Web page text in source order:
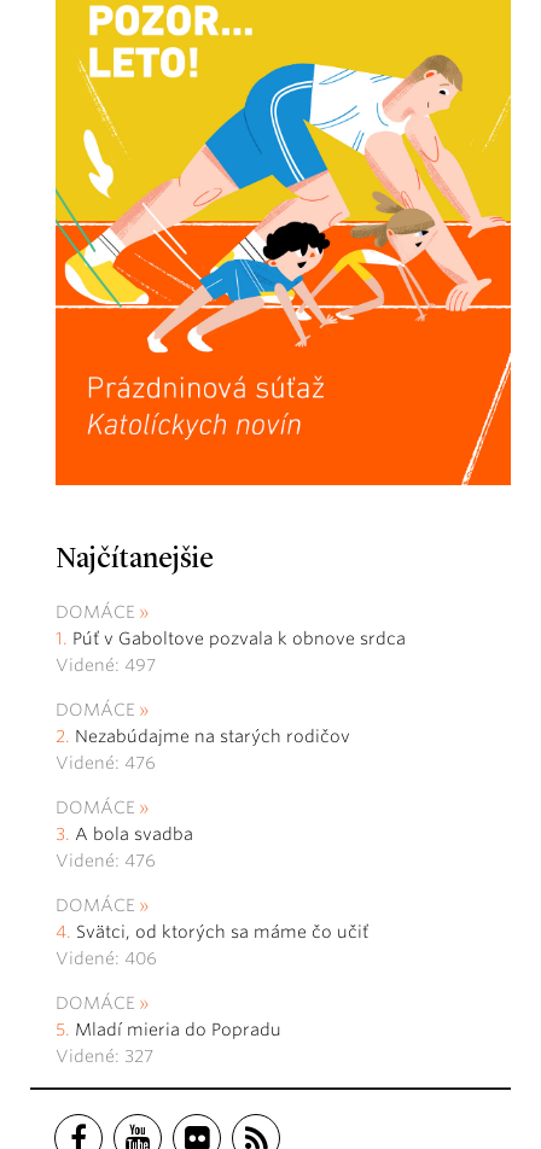
Najčítanejšie
DOMÁCE
Púť v Gaboltove pozvala k obnove srdca
Videné: 497
DOMÁCE
Nezabúdajme na starých rodičov
Videné: 476
DOMÁCE
A bola svadba
Videné: 476
DOMÁCE
Svätci, od ktorých sa máme čo učiť
Videné: 406
DOMÁCE
Mladí mieria do Popradu
Videné: 327